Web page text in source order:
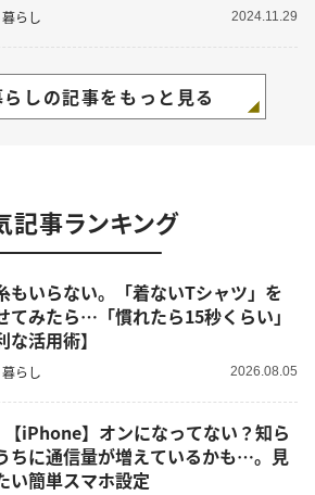
らし 2024.11.29
しの記事をもっと見る
記事ランキング
もいらない。「着ないTシャツ」を
てみたら…「慣れたら15秒くらい」
な活用術】
らし 2026.08.05
ちに通信量が増えているかも…。見
い簡単スマホ設定